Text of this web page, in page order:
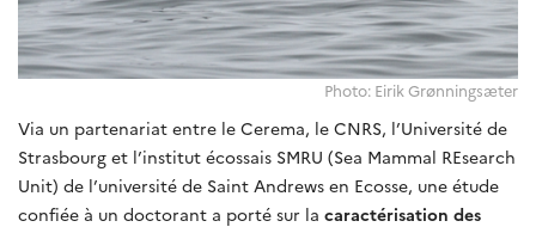
Photo: Eirik Grønningsæter
Via un partenariat entre le Cerema, le CNRS, l’Université de
Strasbourg et l’institut écossais SMRU (Sea Mammal REsearch
Unit) de l’université de Saint Andrews en Ecosse, une étude
confiée à un doctorant a porté sur la caractérisation des